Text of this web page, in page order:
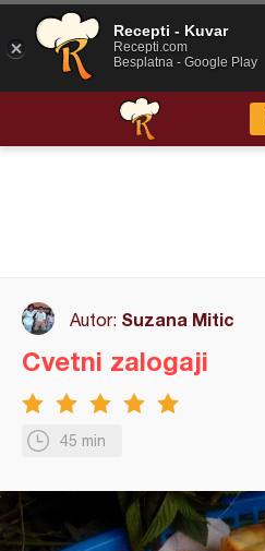
Autor: Suzana Mitic
45 min
Cvetni zalogaji
Recepti - Kuvar
Recepti.com
Besplatna - Google Play